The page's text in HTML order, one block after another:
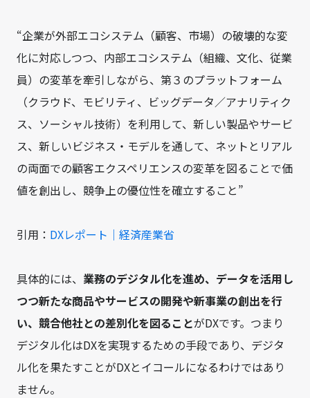
“企業が外部エコシステム（顧客、市場）の破壊的な変
化に対応しつつ、内部エコシステム（組織、文化、従業
員）の変革を牽引しながら、第３のプラットフォーム
（クラウド、モビリティ、ビッグデータ／アナリティク
ス、ソーシャル技術）を利用して、新しい製品やサービ
ス、新しいビジネス・モデルを通して、ネットとリアル
の両面での顧客エクスペリエンスの変革を図ることで価
値を創出し、競争上の優位性を確立すること”
引用： DXレポート｜経済産業省
具体的には、 業務のデジタル化を進め、データを活用し
つつ新たな商品やサービスの開発や新事業の創出を行
い、競合他社との差別化を図ることがDXです。つまり
デジタル化はDXを実現するための手段であり、デジタ
ル化を果たすことがDXとイコールになるわけではあり
ません。